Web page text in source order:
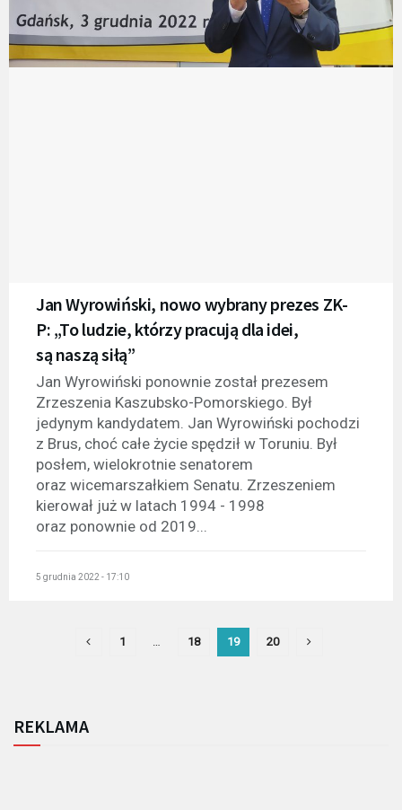
Jan Wyrowiński, nowo wybrany prezes ZK-
P: „To ludzie, którzy pracują dla idei,
są naszą siłą”
Jan Wyrowiński ponownie został prezesem
Zrzeszenia Kaszubsko-Pomorskiego. Był
jedynym kandydatem. Jan Wyrowiński pochodzi
z Brus, choć całe życie spędził w Toruniu. Był
posłem, wielokrotnie senatorem
oraz wicemarszałkiem Senatu. Zrzeszeniem
kierował już w latach 1994 - 1998
oraz ponownie od 2019...
5 grudnia 2022 - 17:10
1 … 18 19 20
REKLAMA